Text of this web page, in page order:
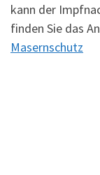
kann der
finden Sie das
Masernschutz